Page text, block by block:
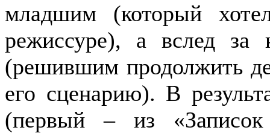
младшим (который
режиссуре), а вслед
(решившим продолжить
его сценарию). В
(первый – из